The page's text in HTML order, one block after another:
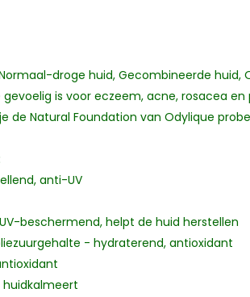
droge huid, Gecombineerde huid,
is voor eczeem, acne, rosacea en
de Natural Foundation van Odylique
anti-UV
beschermend, helpt de huid herstellen
- hydraterend, antioxidant